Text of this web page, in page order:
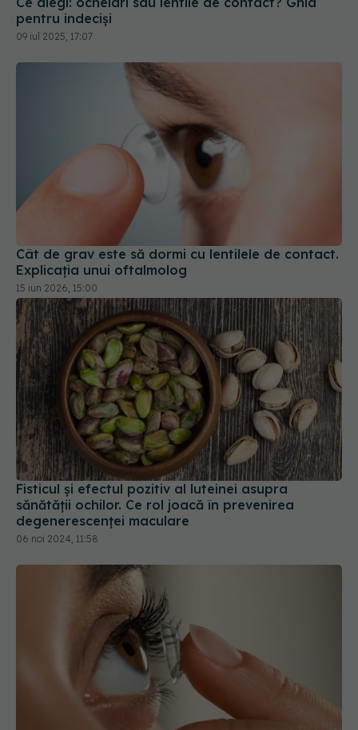
pentru indeciși
09 iul 2025, 17:07
Cât de grav este să dormi cu lentilele de contact.
Explicația unui oftalmolog
15 iun 2026, 15:00
Fisticul și efectul pozitiv al luteinei asupra
sănătății ochilor. Ce rol joacă în prevenirea
degenerescenței maculare
06 noi 2024, 11:58